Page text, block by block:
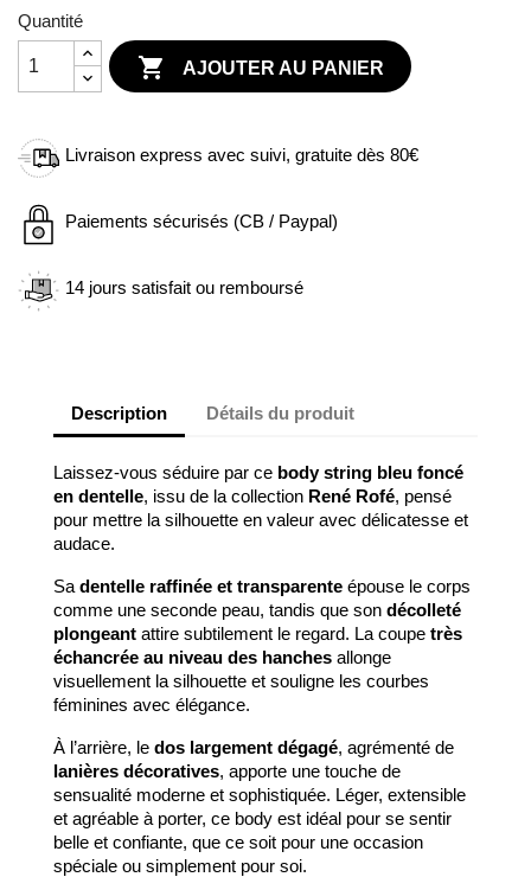
Quantité
 AJOUTER AU PANIER
Livraison express avec suivi, gratuite dès 80€
Paiements sécurisés (CB / Paypal)
14 jours satisfait ou remboursé
Description Détails du produit
Laissez-vous séduire par ce body string bleu foncé
en dentelle, issu de la collection René Rofé, pensé
pour mettre la silhouette en valeur avec délicatesse et
audace.
Sa dentelle raffinée et transparente épouse le corps
comme une seconde peau, tandis que son décolleté
plongeant attire subtilement le regard. La coupe très
échancrée au niveau des hanches allonge
visuellement la silhouette et souligne les courbes
féminines avec élégance.
À l’arrière, le dos largement dégagé, agrémenté de
lanières décoratives, apporte une touche de
sensualité moderne et sophistiquée. Léger, extensible
et agréable à porter, ce body est idéal pour se sentir
belle et confiante, que ce soit pour une occasion
spéciale ou simplement pour soi.